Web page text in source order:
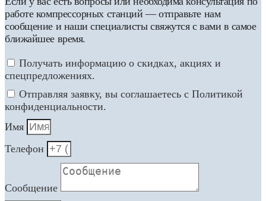
работе компрессорных станций — отправьте нам
сообщение и наши специалисты свяжутся с вами в самое
ближайшее время.
Получать информацию о скидках, акциях и
спецпредложениях.
Отправляя заявку, вы соглашаетесь с Политикой
конфиденциальности.
Имя
Телефон
Сообщение